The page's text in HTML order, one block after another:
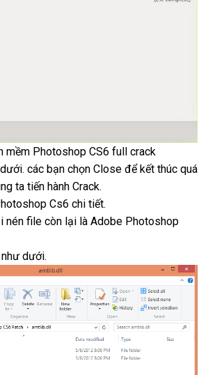
mềm Photoshop CS6 full crack
các bạn chọn Close để kết thúc quá
ta tiến hành Crack.
Cs6 chi tiết.
nén file còn lại là Adobe Photoshop
dưới.